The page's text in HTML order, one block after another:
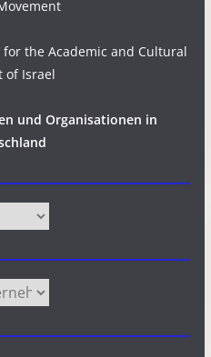
und Organisationen in